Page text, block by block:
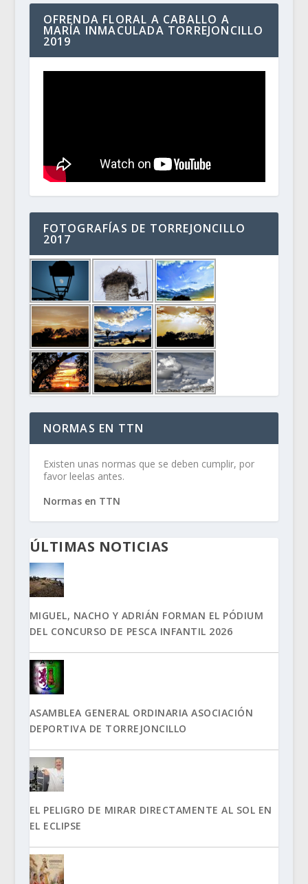
OFRENDA FLORAL A CABALLO A
MARÍA INMACULADA TORREJONCILLO
2019
FOTOGRAFÍAS DE TORREJONCILLO
2017
NORMAS EN TTN
Existen unas normas que se deben cumplir, por
favor leelas antes.
Normas en TTN
ÚLTIMAS NOTICIAS
MIGUEL, NACHO Y ADRIÁN FORMAN EL PÓDIUM
DEL CONCURSO DE PESCA INFANTIL 2026
ASAMBLEA GENERAL ORDINARIA ASOCIACIÓN
DEPORTIVA DE TORREJONCILLO
EL PELIGRO DE MIRAR DIRECTAMENTE AL SOL EN
EL ECLIPSE